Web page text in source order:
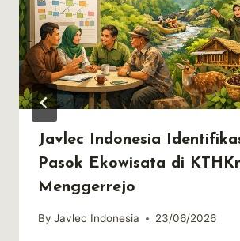
Javlec Indonesia
Pasok Ekowisata di
Menggerrejo
By Javlec Indonesia 23/06/2026